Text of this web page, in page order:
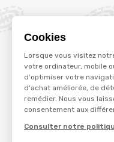
Cookies
Lorsque vous visitez
votre ordinateur, mobile
d'optimiser votre
d'achat améliorée, de
remédier. Nous vous
consentement aux
Consulter notre